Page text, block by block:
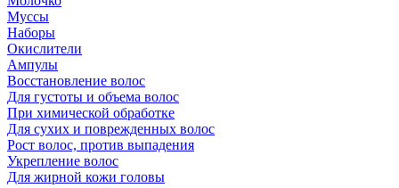
Муссы
Наборы
Окислители
Ампулы
Восстановление волос
Для густоты и объема волос
При химической обработке
Для сухих и поврежденных волос
Рост волос, против выпадения
Укрепление волос
Для жирной кожи головы